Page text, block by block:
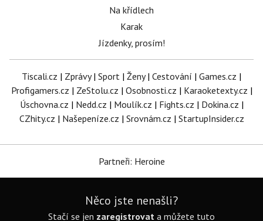
Na křídlech
Karak
Jízdenky, prosím!
Tiscali.cz | Zprávy| Sport | Ženy| Cestování | Games.cz |
Profigamers.cz | ZeStolu.cz | Osobnosti.cz | Karaoketexty.cz |
Úschovna.cz | Nedd.cz | Moulík.cz | Fights.cz | Dokina.cz |
CZhity.cz | Našepeníze.cz | Srovnám.cz | StartupInsider.cz
Partneři: Heroine
Něco jste nenašli?
Stačí se jen zaregistrovat a můžete tuto